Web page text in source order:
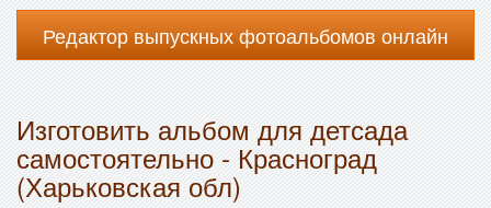
Редактор выпускных фотоальбомов онлайн
Изготовить альбом для детсада
самостоятельно - Красноград
(Харьковская обл)